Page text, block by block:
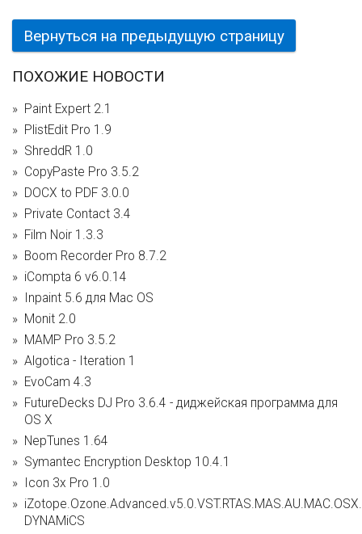
Вернуться на предыдущую страницу
ПОХОЖИЕ НОВОСТИ
Paint Expert 2.1
PlistEdit Pro 1.9
ShreddR 1.0
CopyPaste Pro 3.5.2
DOCX to PDF 3.0.0
Private Contact 3.4
Film Noir 1.3.3
Boom Recorder Pro 8.7.2
iCompta 6 v6.0.14
Inpaint 5.6 для Mac OS
Monit 2.0
MAMP Pro 3.5.2
Algotica - Iteration 1
EvoCam 4.3
FutureDecks DJ Pro 3.6.4 - диджейская программа для
OS X
NepTunes 1.64
Symantec Encryption Desktop 10.4.1
Icon 3x Pro 1.0
DYNAMiCS